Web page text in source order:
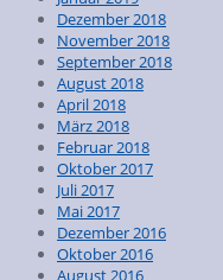
Dezember 2018
November 2018
September 2018
August 2018
April 2018
März 2018
Februar 2018
Oktober 2017
Juli 2017
Mai 2017
Dezember 2016
Oktober 2016
August 2016